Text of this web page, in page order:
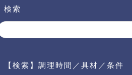
検索
【検索】調理時間／具材／条件